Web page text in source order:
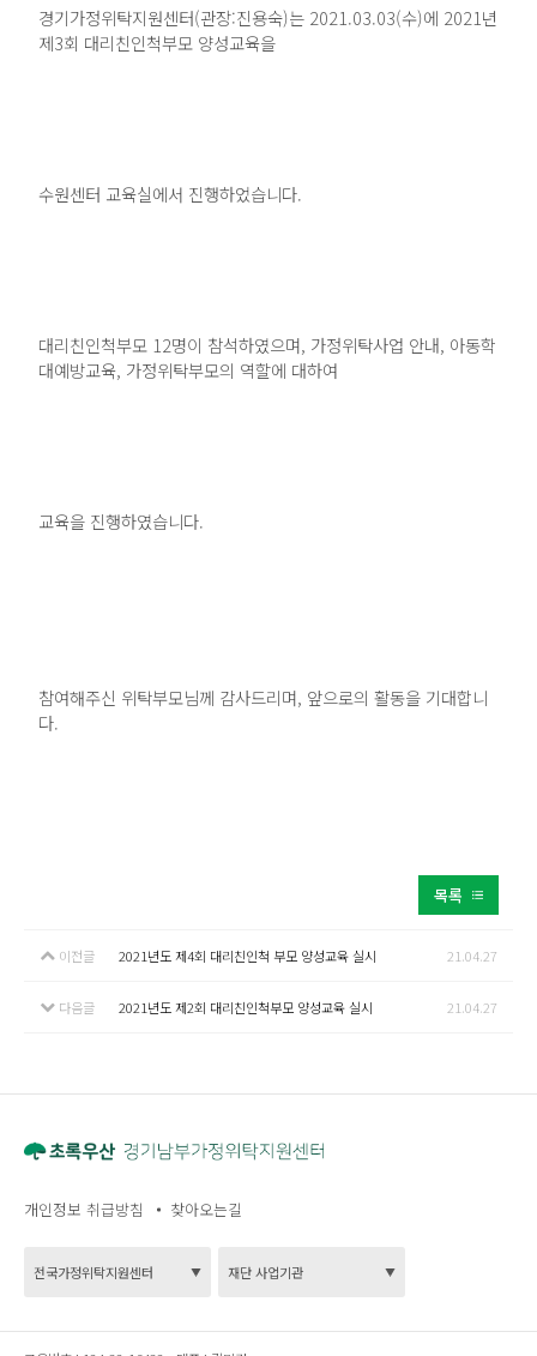
경기가정위탁지원센터(관장:진용숙)는 2021.03.03(수)에 2021년
제3회 대리친인척부모 양성교육을
수원센터 교육실에서 진행하었습니다.
대리친인척부모 12명이 참석하였으며, 가정위탁사업 안내, 아동학
대예방교육, 가정위탁부모의 역할에 대하여
교육을 진행하였습니다.
참여해주신 위탁부모님께 감사드리며, 앞으로의 활동을 기대합니
다.
목록
이전글 2021년도 제4회 대리친인척 부모 양성교육 실시 21.04.27
다음글 2021년도 제2회 대리친인척부모 양성교육 실시 21.04.27
개인정보 취급방침 찾아오는길